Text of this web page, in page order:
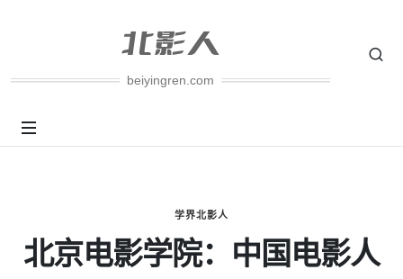
beiyingren.com
学界北影人
北京电影学院：中国电影人